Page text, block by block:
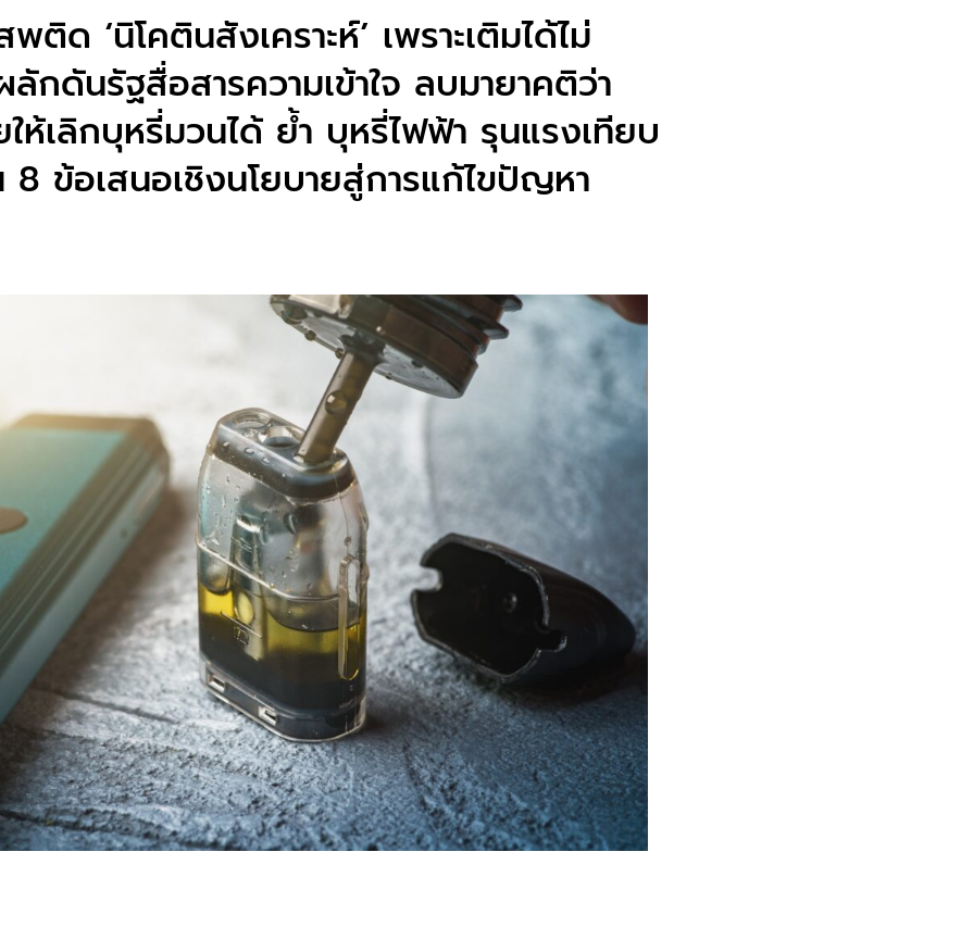
ติด ‘นิโคตินสังเคราะห์’ เพราะเติมได้ไม่
กดันรัฐสื่อสารความเข้าใจ ลบมายาคติว่า
ห้เลิกบุหรี่มวนได้ ย้ำ บุหรี่ไฟฟ้า รุนแรงเทียบ
ข้อเสนอเชิงนโยบายสู่การแก้ไขปัญหา